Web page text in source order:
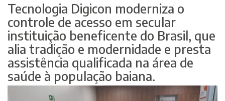
Tecnologia Digicon moderniza o
controle de acesso em secular
instituição beneficente do Brasil, que
alia tradição e modernidade e presta
assistência qualificada na área de
saúde à população baiana.